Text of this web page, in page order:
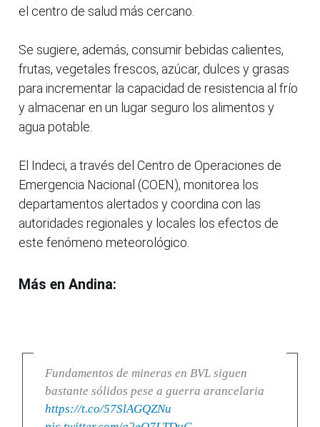
el centro de salud más cercano.
Se sugiere, además, consumir bebidas calientes,
frutas, vegetales frescos, azúcar, dulces y grasas
para incrementar la capacidad de resistencia al frío
y almacenar en un lugar seguro los alimentos y
agua potable.
El Indeci, a través del Centro de Operaciones de
Emergencia Nacional (COEN), monitorea los
departamentos alertados y coordina con las
autoridades regionales y locales los efectos de
este fenómeno meteorológico.
Más en Andina:
Fundamentos de mineras en BVL siguen
bastante sólidos pese a guerra arancelaria
https://t.co/57SlAGQZNu